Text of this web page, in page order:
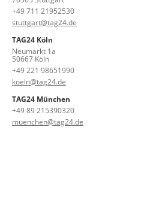
+49 711 21952530
stuttgart@tag24.de
TAG24 Köln
Neumarkt 1a
50667 Köln
+49 221 98651990
koeln@tag24.de
TAG24 München
+49 89 215390320
muenchen@tag24.de